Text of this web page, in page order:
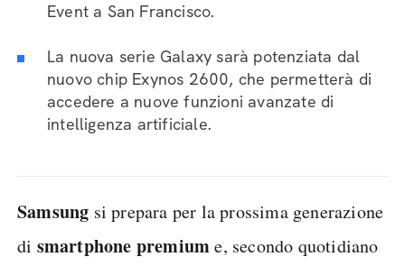
Event a San Francisco.
La nuova serie Galaxy sarà potenziata dal
nuovo chip Exynos 2600, che permetterà di
accedere a nuove funzioni avanzate di
intelligenza artificiale.
Samsung si prepara per la prossima generazione
di smartphone premiume, secondo quotidiano